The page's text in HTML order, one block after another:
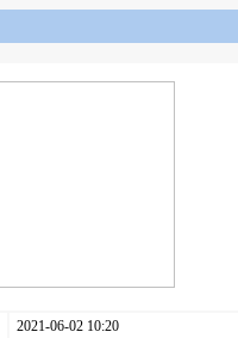
2021-06-02 10:20